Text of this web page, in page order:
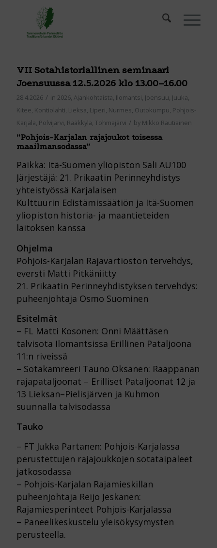
VII Sotahistoriallinen seminaari
Joensuussa 12.5.2026 klo 13.00–16.00
28.4.2026 / in 2026, Ajankohtaista, Ilomantsi, Joensuu, Juuka,
Kitee, Kontiolahti, Lieksa, Liperi, Nurmes, Outokumpu, Pohjois-
Karjala, Polvijärvi, Rääkkylä, Tohmajärvi / by Mikko Rautiainen
”Pohjois-Karjalan rajajoukot toisessa
maailmansodassa”
Paikka: Itä-Suomen yliopiston Sali AU100
Järjestäjä: 21. Prikaatin Perinneyhdistys
yhteistyössä Karjalaisen
Kulttuurin Edistämissäätiön ja Itä-Suomen
yliopiston historia- ja maantieteiden
laitoksen kanssa
Ohjelma
Pohjois-Karjalan Rajavartioston tervehdys,
eversti Matti Pitkäniitty
21. Prikaatin Perinneyhdistyksen tervehdys:
puheenjohtaja Osmo Suominen
Esitelmät
– FL Matti Kosonen: Onni Määttäsen
talvisota Ilomantsissa Erillinen Pataljoona
11:n riveissä
– Sotakamreeri Tauno Oksanen: Raappanan
rajapataljoonat – Erilliset Pataljoonat 12 ja
13 Lieksan–Pielisjärven ja Kuhmon
suunnalla talvisodassa
Tauko
– FT Jukka Partanen: Pohjois-Karjalassa
perustettujen rajajoukkojen sotataipaleet
jatkosodassa
– Pohjois-Karjalan Rajamieskillan
puheenjohtaja Reijo Jeskanen:
Rajamiesperinteet Pohjois-Karjalassa
– Paneelikeskustelu yleisökysymysten
perusteella.